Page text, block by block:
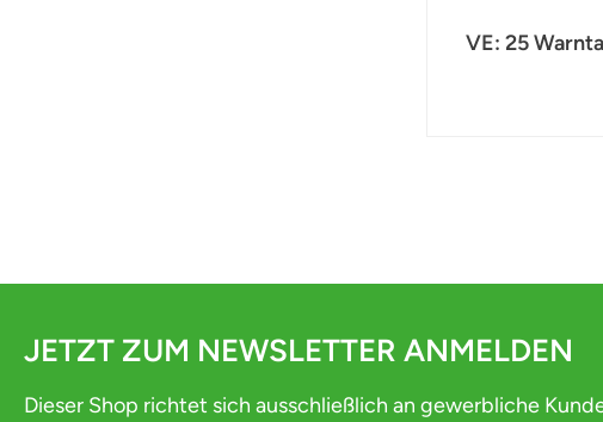
VE: 25
JETZT ZUM NEWSLETTER ANMELDEN
Dieser Shop richtet sich ausschließlich an gewerbliche